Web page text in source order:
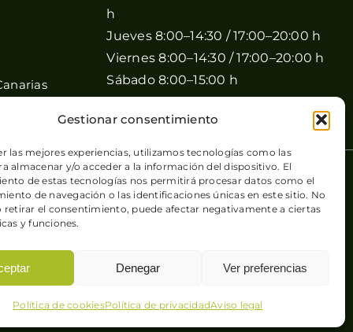
Gestionar consentimiento
las mejores experiencias, utilizamos tecnologías como las
almacenar y/o acceder a la información del dispositivo. El
de estas tecnologías nos permitirá procesar datos como el
de navegación o las identificaciones únicas en este sitio. No
retirar el consentimiento, puede afectar negativamente a ciertas
y funciones.
Denegar Ver preferencias
Política de cookiesPolítica de privacidadAviso legal
h
Jueves 8:00–14:30 / 17:00–20:00 h
Viernes 8:00–14:30 / 17:00–20:00 h
Sábado 8:00–15:00 h
Domingo Cerrado
cookies| Sitio web desarrollado por+QueGusto S.C.